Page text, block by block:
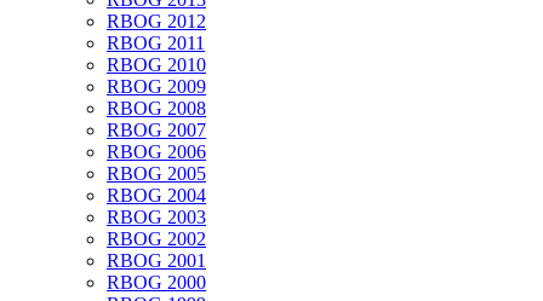
RBOG 2012
RBOG 2011
RBOG 2010
RBOG 2009
RBOG 2008
RBOG 2007
RBOG 2006
RBOG 2005
RBOG 2004
RBOG 2003
RBOG 2002
RBOG 2001
RBOG 2000